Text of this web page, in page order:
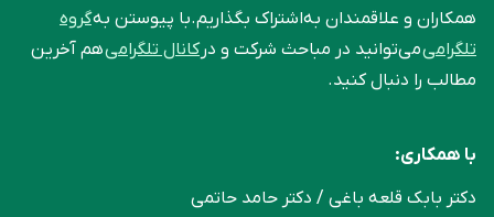
همکاران و علاقمندان به‌اشتراک بگذاریم.با پیوستن بهگروه
تلگرامیمی‌توانید در مباحث شرکت و درکانال تلگرامیهم آخرین
مطالب را دنبال کنید.
با همکاری:
دکتر بابک قلعه‌ باغی / دکتر حامد حاتمی